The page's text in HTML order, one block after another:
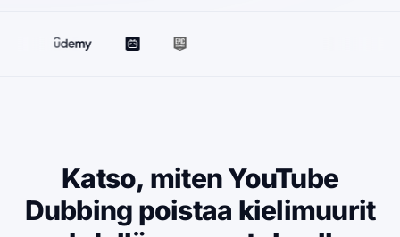
Katso, miten YouTube
Dubbing poistaa kielimuurit